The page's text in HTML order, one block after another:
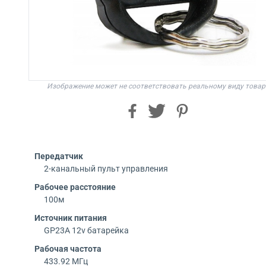
Изображение может не соответствовать реальному виду
Передатчик
2-канальный пульт управления
Рабочее расстояние
100м
Источник питания
GP23A 12v батарейка
Рабочая частота
433.92 МГц